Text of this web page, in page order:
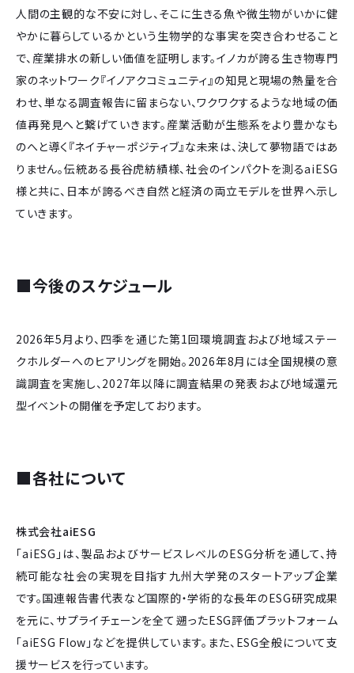
人間の主観的な不安に対し、そこに生きる魚や微生物がいかに健
やかに暮らしているかという生物学的な事実を突き合わせること
で、産業排水の新しい価値を証明します。イノカが誇る生き物専門
家のネットワーク『イノアクコミュニティ』の知見と現場の熱量を合
わせ、単なる調査報告に留まらない、ワクワクするような地域の価
値再発見へと繋げていきます。産業活動が生態系をより豊かなも
のへと導く『ネイチャーポジティブ』な未来は、決して夢物語ではあ
りません。伝統ある長谷虎紡績様、社会のインパクトを測るaiESG
様と共に、日本が誇るべき自然と経済の両立モデルを世界へ示し
ていきます。
■今後のスケジュール
2026年5月より、四季を通じた第1回環境調査および地域ステー
クホルダーへのヒアリングを開始。2026年8月には全国規模の意
識調査を実施し、2027年以降に調査結果の発表および地域還元
型イベントの開催を予定しております。
■各社について
株式会社aiESG
「aiESG」は、製品およびサービスレベルのESG分析を通して、持
続可能な社会の実現を目指す九州大学発のスタートアップ企業
です。国連報告書代表など国際的・学術的な長年のESG研究成果
を元に、サプライチェーンを全て遡ったESG評価プラットフォーム
「aiESG Flow」などを提供しています。また、ESG全般について支
援サービスを行っています。